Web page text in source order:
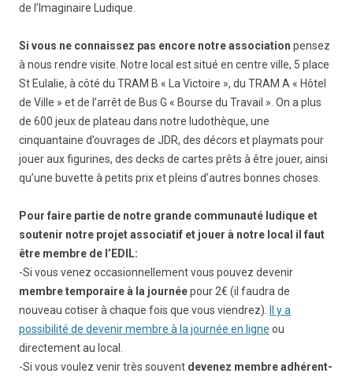
de l’Imaginaire Ludique.
Si vous ne connaissez pas encore notre association pensez
à nous rendre visite. Notre local est situé en centre ville, 5 place
St Eulalie, à côté du TRAM B « La Victoire », du TRAM A « Hôtel
de Ville » et de l’arrêt de Bus G « Bourse du Travail ». On a plus
de 600 jeux de plateau dans notre ludothèque, une
cinquantaine d’ouvrages de JDR, des décors et playmats pour
jouer aux figurines, des decks de cartes prêts à être jouer, ainsi
qu’une buvette à petits prix et pleins d’autres bonnes choses.
Pour faire partie de notre grande communauté ludique et
soutenir notre projet associatif et jouer à notre local il faut
être membre de l’EDIL:
-Si vous venez occasionnellement vous pouvez devenir
membre temporaire à la journéepour 2€ (il faudra de
nouveau cotiser à chaque fois que vous viendrez). Il y a
possibilité de devenir membre à la journée en ligne ou
directement au local.
-Si vous voulez venir très souvent devenez membre adhérent-